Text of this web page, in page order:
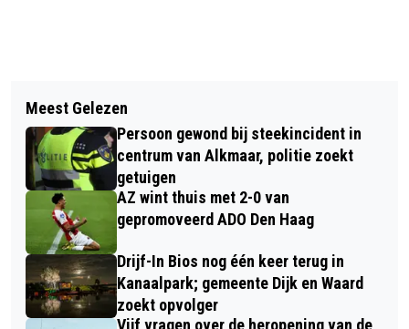
WAAR IS DE MOL? DIT WEEKEND
‘VALENTIJNSEDITIE’ NATIONALE
MOLLENTELLING
POOLMOX IN GROTE KERK ALKMAAR;
GROOTSTE RUILKAARTEN
VERZAMELBEURS VAN NOORD-
HOLLAND
Meest Gelezen
Persoon gewond bij steekincident in
centrum van Alkmaar, politie zoekt
getuigen
AZ wint thuis met 2-0 van
gepromoveerd ADO Den Haag
Drijf-In Bios nog één keer terug in
Kanaalpark; gemeente Dijk en Waard
zoekt opvolger
Vijf vragen over de heropening van de